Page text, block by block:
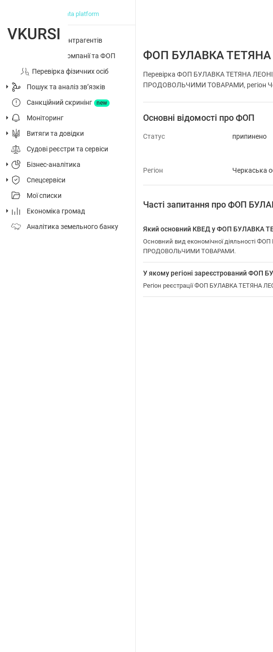
big data platform
Перевірка контрагентів
Досьє на компанії та ФОП
Перевірка фізичних осіб
Пошук та аналіз звʼязків
Санкційний скринінг
new
Моніторинг
Витяги та довідки
Судові реєстри та сервіси
Бізнес-аналітика
Спецсервіси
Мої списки
Економіка громад
Аналітика земельного банку
ФОП БУЛАВКА ТЕТЯНА
Перевірка ФОП БУЛАВКА ТЕТЯНА
ПРОДОВОЛЬЧИМИ ТОВАРАМИ, регіон
Основні відомості про ФОП
Статус припинено
Регіон
Черкаська
Часті запитання про ФОП
Який основний КВЕД у ФОП БУЛАВКА
Основний вид економічної діяльності
ПРОДОВОЛЬЧИМИ ТОВАРАМИ.
У якому регіоні зареєстрований ФОП
Регіон реєстрації ФОП БУЛАВКА ТЕТЯНА
VKURSI